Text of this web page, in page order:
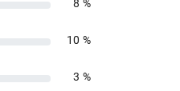
8 %
10 %
3 %